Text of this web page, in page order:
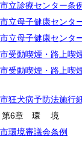
立診療センター条
立母子健康センタ
立母子健康センタ
受動喫煙・路上喫
受動喫煙・路上喫
狂犬病予防法施行
第6章 環境
環境審議会条例